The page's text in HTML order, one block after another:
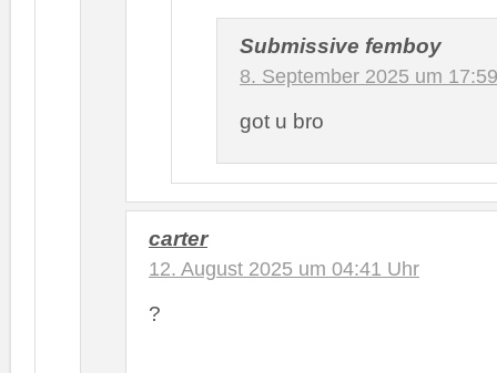
Submissive femboy
8. September 2025 um
got u bro
carter
12. August 2025 um 04:41 Uhr
?